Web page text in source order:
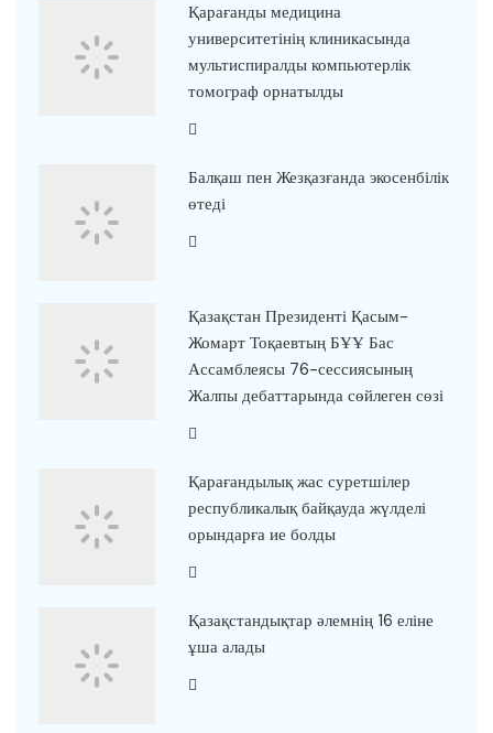
Қарағанды медицина
университетінің клиникасында
мультиспиралды компьютерлік
томограф орнатылды
Балқаш пен Жезқазғанда экосенбілік
өтеді
Қазақстан Президенті Қасым-
Жомарт Тоқаевтың БҰҰ Бас
Ассамблеясы 76-сессиясының
Жалпы дебаттарында сөйлеген сөзі
Қарағандылық жас суретшілер
республикалық байқауда жүлделі
орындарға ие болды
Қазақстандықтар әлемнің 16 еліне
ұша алады